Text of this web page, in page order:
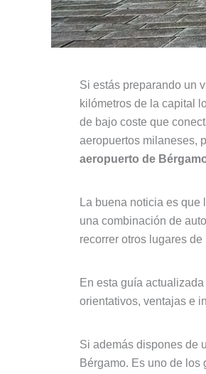
Si estás preparando un
kilómetros de la capital
de bajo coste que
aeropuertos milaneses,
aeropuerto de
La buena noticia es
una combinación de
recorrer otros lugares
En esta guía
orientativos, ventajas e
Si además dispones de
Bérgamo. Es uno de